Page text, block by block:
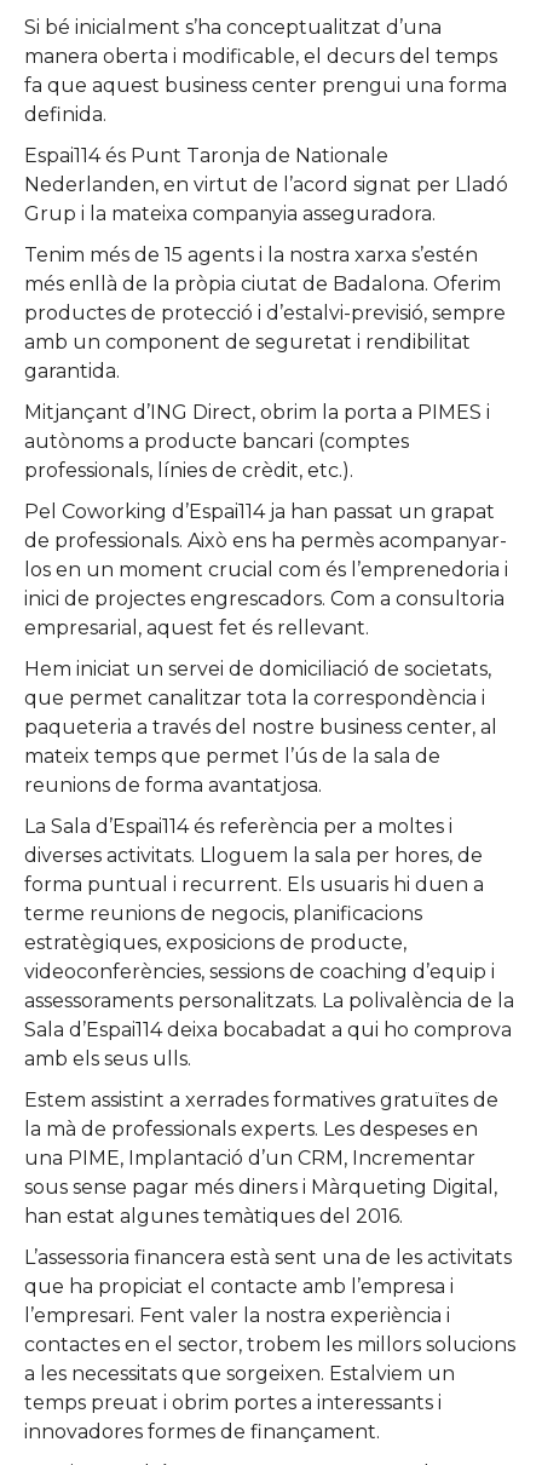
Si bé inicialment s’ha conceptualitzat d’una
manera oberta i modificable, el decurs del temps
fa que aquest business center prengui una forma
definida.
Espai114 és Punt Taronja de Nationale
Nederlanden, en virtut de l’acord signat per Lladó
Grup i la mateixa companyia asseguradora.
Tenim més de 15 agents i la nostra xarxa s’estén
més enllà de la pròpia ciutat de Badalona. Oferim
productes de protecció i d’estalvi-previsió, sempre
amb un component de seguretat i rendibilitat
garantida.
Mitjançant d’ING Direct, obrim la porta a PIMES i
autònoms a producte bancari (comptes
professionals, línies de crèdit, etc.).
Pel Coworking d’Espai114 ja han passat un grapat
de professionals. Això ens ha permès acompanyar-
los en un moment crucial com és l’emprenedoria i
inici de projectes engrescadors. Com a consultoria
empresarial, aquest fet és rellevant.
Hem iniciat un servei de domiciliació de societats,
que permet canalitzar tota la correspondència i
paqueteria a través del nostre business center, al
mateix temps que permet l’ús de la sala de
reunions de forma avantatjosa.
La Sala d’Espai114 és referència per a moltes i
diverses activitats. Lloguem la sala per hores, de
forma puntual i recurrent. Els usuaris hi duen a
terme reunions de negocis, planificacions
estratègiques, exposicions de producte,
videoconferències, sessions de coaching d’equip i
assessoraments personalitzats. La polivalència de la
Sala d’Espai114 deixa bocabadat a qui ho comprova
amb els seus ulls.
Estem assistint a xerrades formatives gratuïtes de
la mà de professionals experts. Les despeses en
una PIME, Implantació d’un CRM, Incrementar
sous sense pagar més diners i Màrqueting Digital,
han estat algunes temàtiques del 2016.
L’assessoria financera està sent una de les activitats
que ha propiciat el contacte amb l’empresa i
l’empresari. Fent valer la nostra experiència i
contactes en el sector, trobem les millors solucions
a les necessitats que sorgeixen. Estalviem un
temps preuat i obrim portes a interessants i
innovadores formes de finançament.